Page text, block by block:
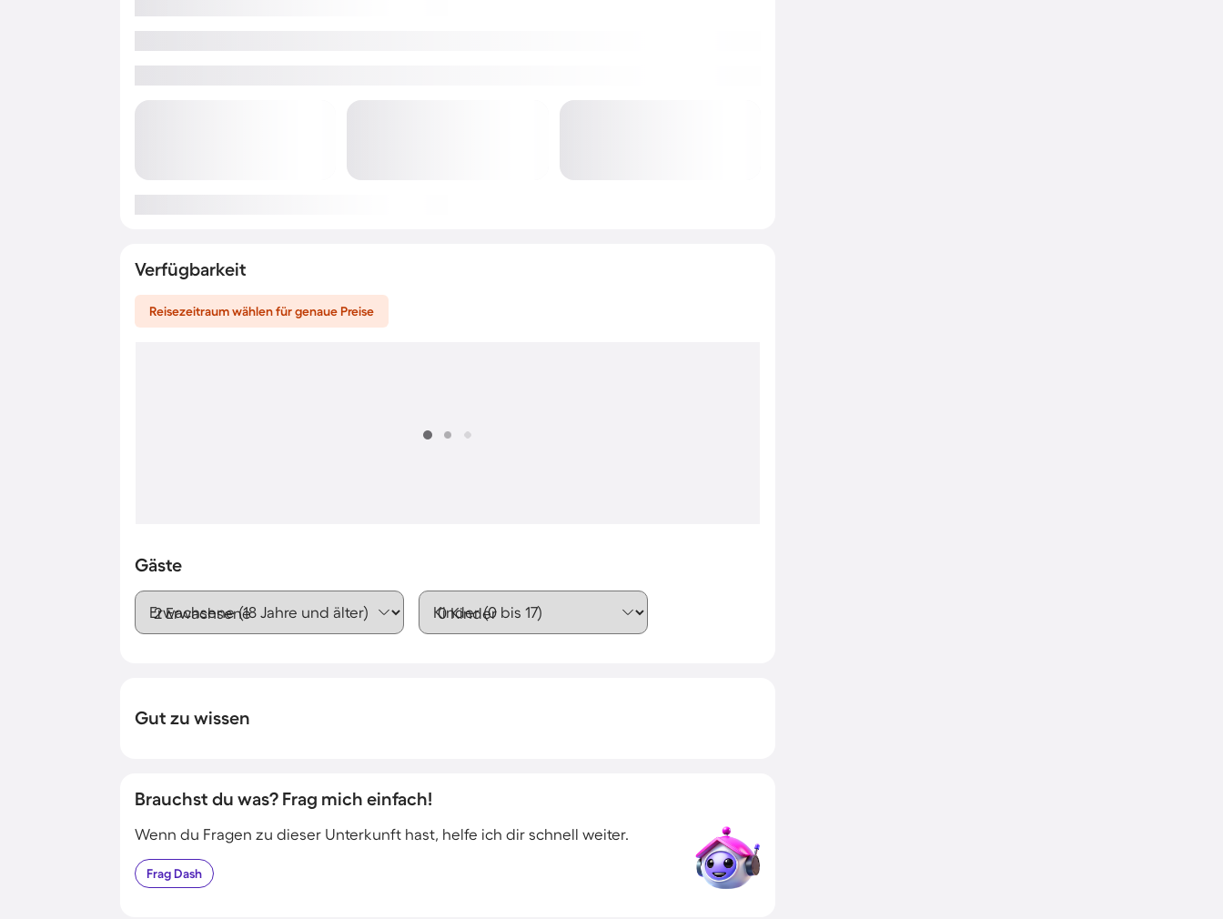
Verfügbarkeit
Reisezeitraum wählen für genaue Preise
Gäste
Erwachsene (18 Jahre und älter) Kinder (0 bis 17)
Gut zu wissen
Brauchst du was? Frag mich einfach!
Wenn du Fragen zu dieser Unterkunft hast, helfe ich dir schnell weiter.
FragDash